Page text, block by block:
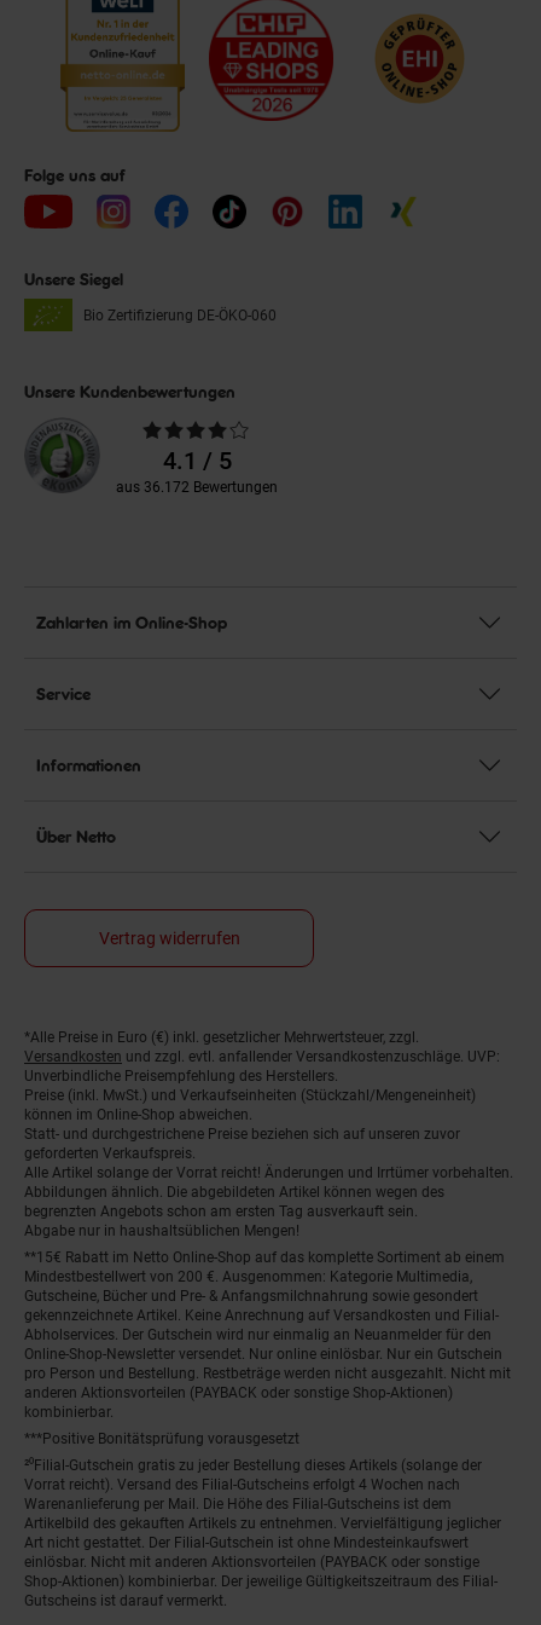
Folge uns auf
Unsere Siegel
Bio Zertifizierung DE-ÖKO-060
Unsere Kundenbewertungen
Durchschnittliche
Bewertungen4.1 / 5
aus 36.172 Bewertungen
Zahlarten im Online-Shop
Service
Informationen
Über Netto
Vertrag widerrufen
Fußnoten
*Alle Preise in Euro (€) inkl. gesetzlicher Mehrwertsteuer, zzgl.
Versandkosten und zzgl. evtl. anfallender Versandkostenzuschläge. UVP:
Unverbindliche Preisempfehlung des Herstellers.
Preise (inkl. MwSt.) und Verkaufseinheiten (Stückzahl/Mengeneinheit)
können im Online-Shop abweichen.
Statt- und durchgestrichene Preise beziehen sich auf unseren zuvor
geforderten Verkaufspreis.
Alle Artikel solange der Vorrat reicht! Änderungen und Irrtümer vorbehalten.
Abbildungen ähnlich. Die abgebildeten Artikel können wegen des
begrenzten Angebots schon am ersten Tag ausverkauft sein.
Abgabe nur in haushaltsüblichen Mengen!
**15€ Rabatt im Netto Online-Shop auf das komplette Sortiment ab einem
Mindestbestellwert von 200 €. Ausgenommen: Kategorie Multimedia,
Gutscheine, Bücher und Pre- & Anfangsmilchnahrung sowie gesondert
gekennzeichnete Artikel. Keine Anrechnung auf Versandkosten und Filial-
Abholservices. Der Gutschein wird nur einmalig an Neuanmelder für den
Online-Shop-Newsletter versendet. Nur online einlösbar. Nur ein Gutschein
pro Person und Bestellung. Restbeträge werden nicht ausgezahlt. Nicht mit
anderen Aktionsvorteilen (PAYBACK oder sonstige Shop-Aktionen)
kombinierbar.
***Positive Bonitätsprüfung vorausgesetzt
²⁰Filial-Gutschein gratis zu jeder Bestellung dieses Artikels (solange der
Vorrat reicht). Versand des Filial-Gutscheins erfolgt 4 Wochen nach
Warenanlieferung per Mail. Die Höhe des Filial-Gutscheins ist dem
Artikelbild des gekauften Artikels zu entnehmen. Vervielfältigung jeglicher
Art nicht gestattet. Der Filial-Gutschein ist ohne Mindesteinkaufswert
einlösbar. Nicht mit anderen Aktionsvorteilen (PAYBACK oder sonstige
Shop-Aktionen) kombinierbar. Der jeweilige Gültigkeitszeitraum des Filial-
Gutscheins ist darauf vermerkt.